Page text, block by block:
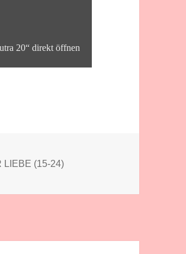
20“ direkt öffnen
LIEBE (15-24)